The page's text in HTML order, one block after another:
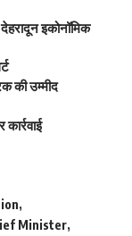
इकोनॉमिक
की उम्मीद
Minister